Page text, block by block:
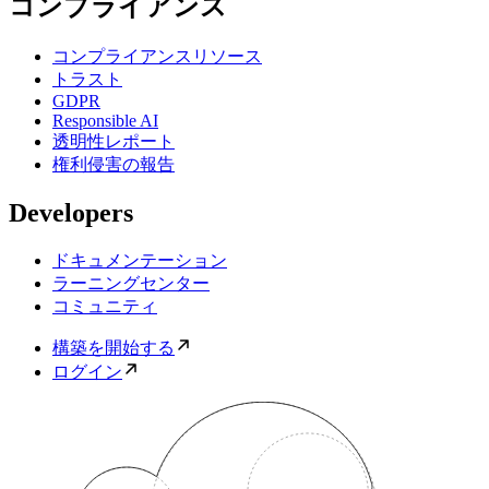
コンプライアンス
コンプライアンスリソース
トラスト
GDPR
Responsible AI
透明性レポート
権利侵害の報告
Developers
ドキュメンテーション
ラーニングセンター
コミュニティ
構築を開始する
ログイン